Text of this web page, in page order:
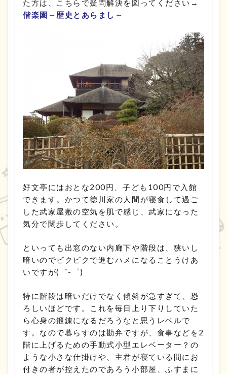
た方は、こちらで疑問解決を図ってください→
偕楽園～歴史とあらまし～
好文亭にはおとな200円、子ども100円で入館
できます。かつて徳川家の人間が寝食して過ご
した武家屋敷の空気を肌で感じ、武家になった
気分で闊歩してください。
といっても出窓のない内廊下や階段は、狭いし
暗いのでビクビクで進むハメになることうけあ
いですが(゜-゜)
特に階段は暗いだけでなく傾斜が急すぎて、恐
ろしいほどです。これを毎日上り下りしていた
ら心身の鍛錬になるだろうなと思うレベルで
す。なので暮らすのは勘弁ですが、食事などを2
階に上げるための手動式小型エレベーター？の
ような小さな仕掛けや、主君が寝ている間にお
付きの者が控えたのであろう小部屋、ふすまに